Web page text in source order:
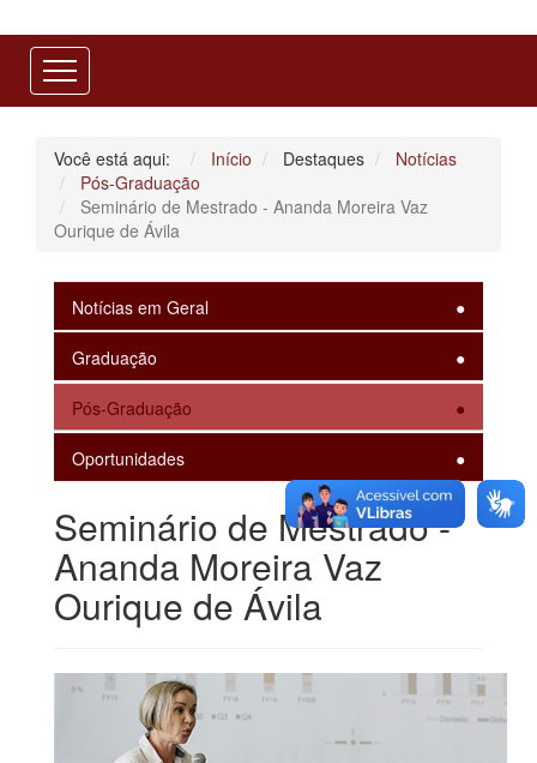
Você está aqui: Início Destaques
Notícias
Pós-Graduação
Seminário de Mestrado - Ananda Moreira Vaz
Ourique de Ávila
Notícias em Geral
Graduação
Pós-Graduação
Oportunidades
Seminário de Mestrado -
Ananda Moreira Vaz
Ourique de Ávila